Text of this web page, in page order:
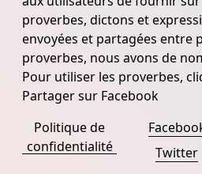
proverbes, dictons et
envoyées et partagées entre
proverbes, nous avons de
Pour utiliser les proverbes,
Partager sur Facebook
Politique de
confidentialité
Twitter